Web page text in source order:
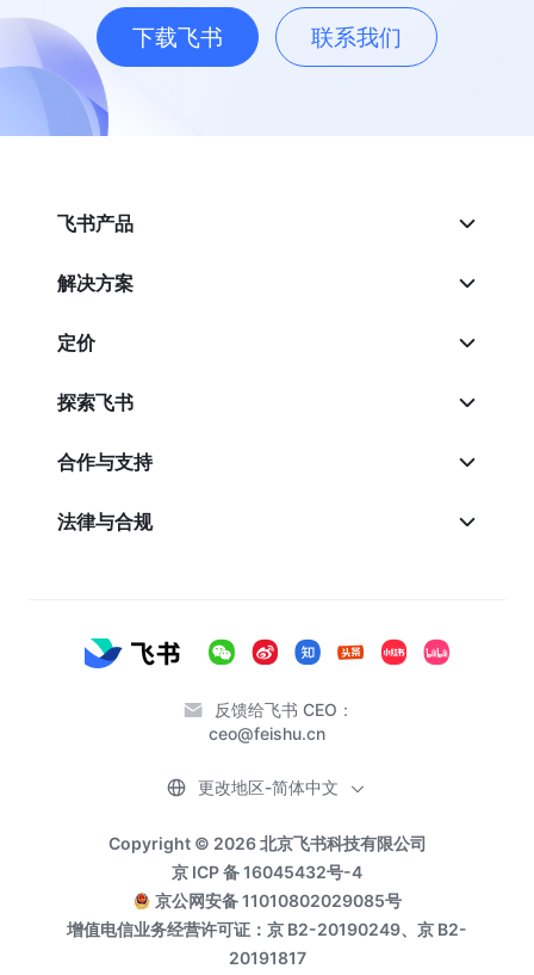
下载飞书 联系我们
飞书产品
解决方案
定价
探索飞书
合作与支持
法律与合规
反馈给飞书 CEO：
ceo@feishu.cn
Copyright © 2026 北京飞书科技有限公司
京 ICP 备 16045432号-4
京公网安备 11010802029085号
增值电信业务经营许可证：京 B2-20190249、京 B2-
20191817
更改地区-简体中文